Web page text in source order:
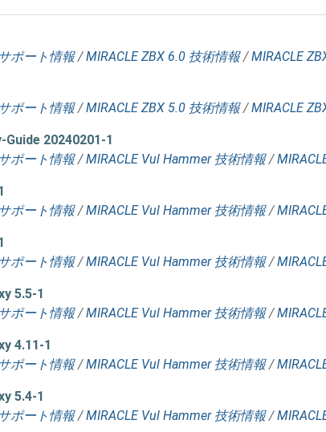
ポート情報 /MIRACLE ZBX 6.0 技術情報 /MIRACLE
ポート情報 /MIRACLE ZBX 5.0 技術情報 /MIRACLE
20240201-1
ポート情報 /MIRACLE Vul Hammer 技術情報 /
ポート情報 /MIRACLE Vul Hammer 技術情報 /
ポート情報 /MIRACLE Vul Hammer 技術情報 /
5.5-1
ポート情報 /MIRACLE Vul Hammer 技術情報 /
4.11-1
ポート情報 /MIRACLE Vul Hammer 技術情報 /
5.4-1
ポート情報 /MIRACLE Vul Hammer 技術情報 /